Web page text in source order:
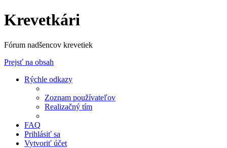
Krevetkári
Fórum nadšencov krevetiek
Prejsť na obsah
Rýchle odkazy
Zoznam používateľov
Realizačný tím
FAQ
Prihlásiť sa
Vytvoriť účet